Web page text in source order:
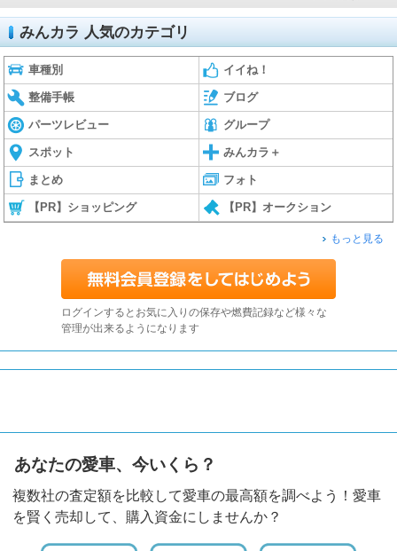
みんカラ 人気のカテゴリ
車種別 イイね！
整備手帳 ブログ
パーツレビュー グループ
スポット みんカラ＋
まとめ フォト
【PR】ショッピング 【PR】オークション
もっと見る
ログインするとお気に入りの保存や燃費記録など様々な
管理が出来るようになります
あなたの愛車、今いくら？
複数社の査定額を比較して愛車の最高額を調べよう！愛車
を賢く売却して、購入資金にしませんか？